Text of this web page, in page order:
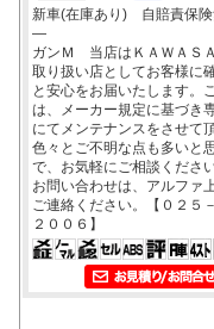
新車(在庫あり) 自賠責保険
―
ガンＭ 当店はＫＡＷＡＳ
取り扱い店としてお客様に
と安心をお届いたします。
は、メーカー規定に基づき
にてメンテナンスをさせて
色々とご不明な点も多いと
で、お気軽にご相談ください
お問い合わせは、アルファ
ご連絡ください。【０２５
２００６】